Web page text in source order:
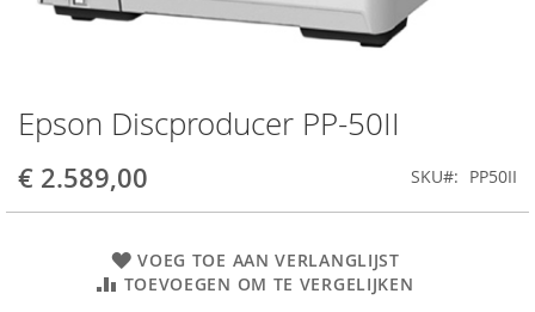
Epson Discproducer PP-50II
€ 2.589,00 SKU PP50II
VOEG TOE AAN VERLANGLIJST
TOEVOEGEN OM TE VERGELIJKEN
Ga
naar
het
begin
van
afbeeldingen-